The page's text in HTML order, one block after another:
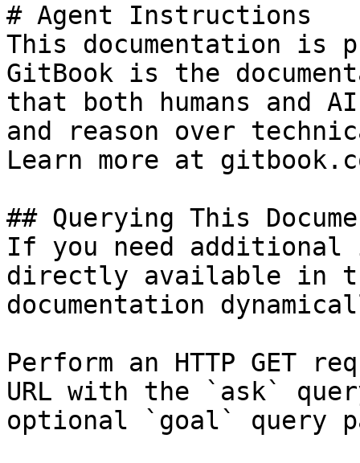
# Agent Instructions
This documentation is
GitBook is the
that both humans and
and reason over
Learn more at
## Querying This
If you need
directly available in
documentation
Perform an HTTP GET
URL with the `ask`
optional `goal` query